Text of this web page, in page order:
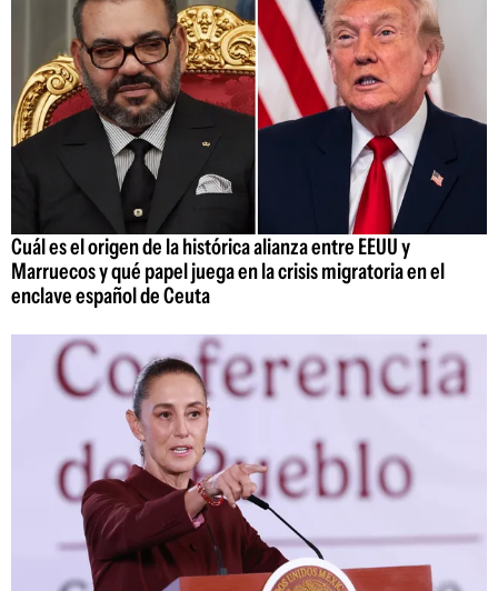
Cuál es el origen de la histórica alianza entre EEUU y
Marruecos y qué papel juega en la crisis migratoria en el
enclave español de Ceuta